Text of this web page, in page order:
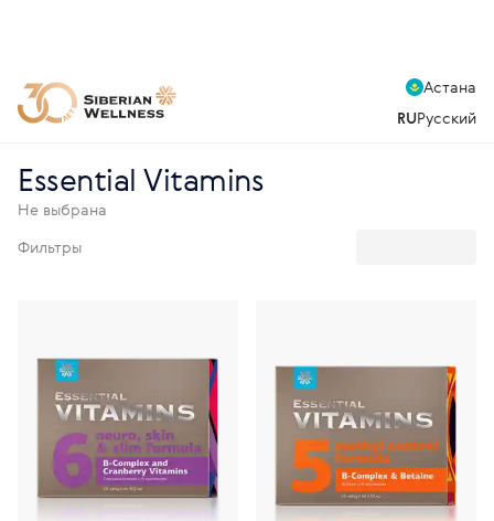
Астана
RUРусский
Essential Vitamins
Не выбрана
Фильтры